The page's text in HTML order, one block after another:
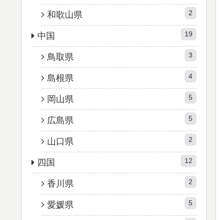
和歌山県 2
中国 19
鳥取県 3
島根県 4
岡山県 5
広島県 5
山口県 2
四国 12
香川県 2
愛媛県 5